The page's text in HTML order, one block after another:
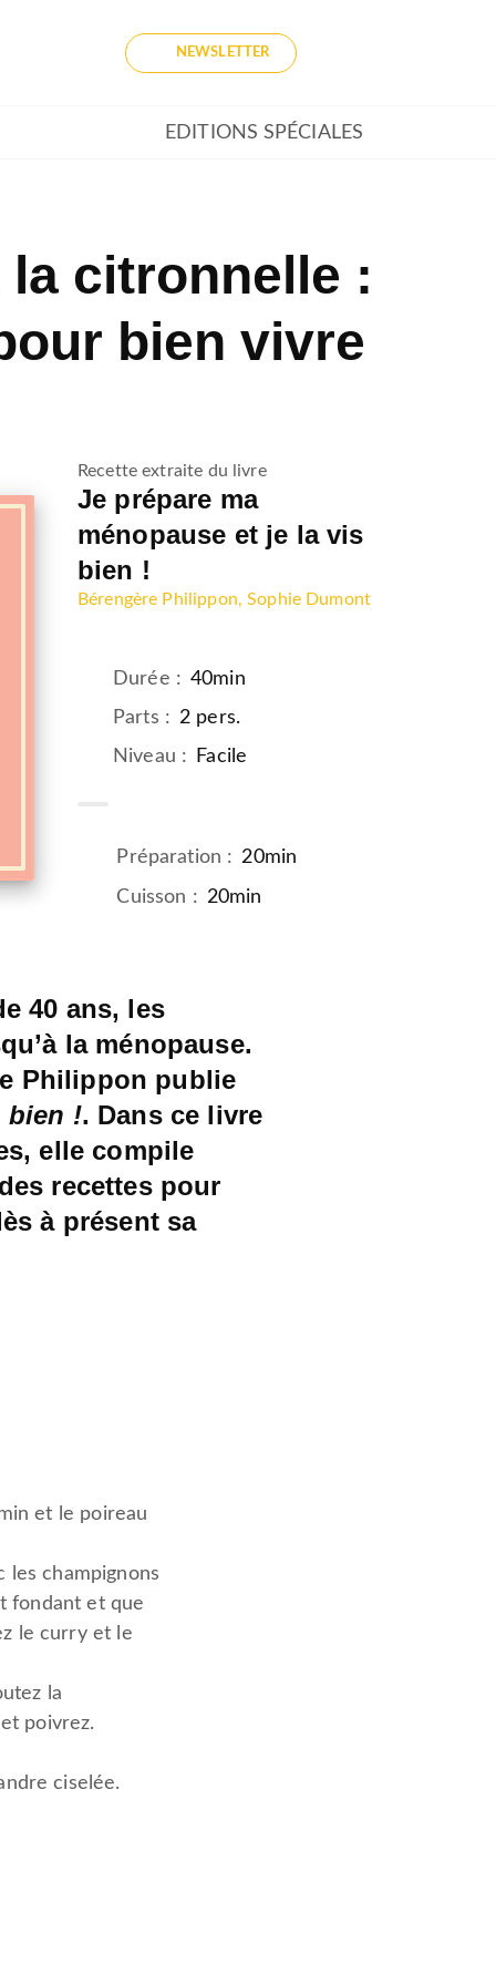
NEWSLETTER
EDITIONS SPÉCIALES
citronnelle :
bien vivre
Recette extraite du livre
Je prépare ma
ménopause et je la vis
bien !
Bérengère Philippon, Sophie Dumont
Durée : 40min
Parts : 2 pers.
Niveau : Facile
Préparation : 20min
Cuisson : 20min
40 ans, les
la ménopause.
Philippon publie
bien !. Dans ce livre
elle compile
recettes pour
à présent sa
et le poireau
les champignons
fondant et que
le curry et le
la
poivrez.
ciselée.